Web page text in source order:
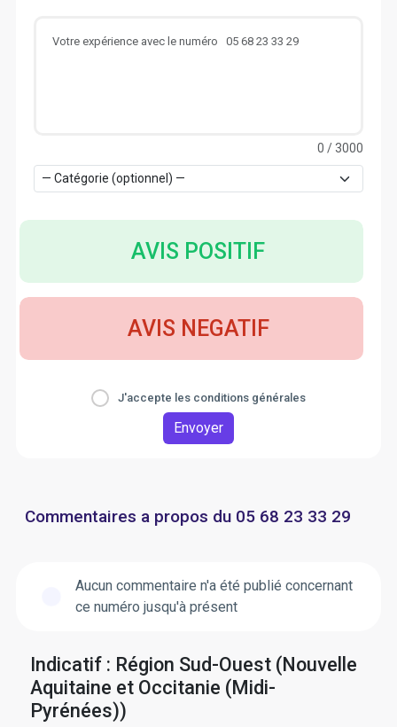
0 / 3000
AVIS POSITIF
AVIS NEGATIF
J'accepte les conditions générales
Envoyer
Commentaires a propos du 05 68 23 33 29
Aucun commentaire n'a été publié concernant
ce numéro jusqu'à présent
Indicatif : Région Sud-Ouest (Nouvelle
Aquitaine et Occitanie (Midi-
Pyrénées))